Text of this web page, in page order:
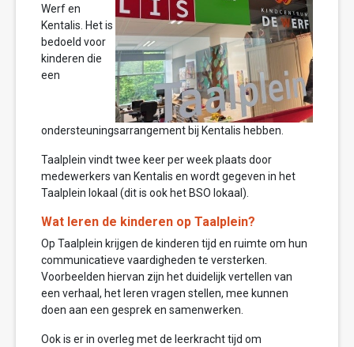
Werf en
Kentalis. Het is
bedoeld voor
kinderen die
een
ondersteuningsarrangement bij Kentalis hebben.
Taalplein vindt twee keer per week plaats door
medewerkers van Kentalis en wordt gegeven in het
Taalplein lokaal (dit is ook het BSO lokaal).
Wat leren de kinderen op Taalplein?
Op Taalplein krijgen de kinderen tijd en ruimte om hun
communicatieve vaardigheden te versterken.
Voorbeelden hiervan zijn het duidelijk vertellen van
een verhaal, het leren vragen stellen, mee kunnen
doen aan een gesprek en samenwerken.
Ook is er in overleg met de leerkracht tijd om